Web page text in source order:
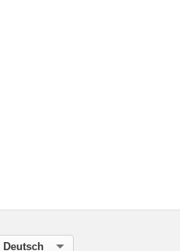
Deutsch